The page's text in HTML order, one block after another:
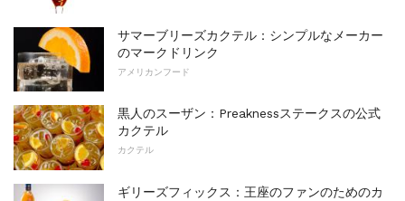
サマーブリーズカクテル：シンプルなメーカー
のマークドリンク
アメリカンフード
黒人のスーザン：Preaknessステークスの公式
カクテル
カクテル
ギリーズフィックス：王座のファンのためのカ